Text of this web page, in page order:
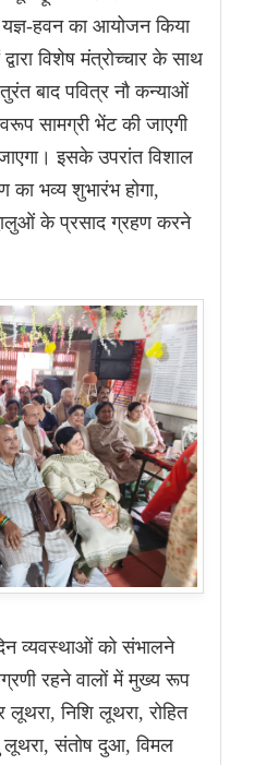
हवन का आयोजन किया
विशेष मंत्रोच्चार के साथ
बाद पवित्र नौ कन्याओं
सामग्री भेंट की जाएगी
इसके उपरांत विशाल
का भव्य शुभारंभ होगा,
के प्रसाद ग्रहण करने
व्यवस्थाओं को संभालने
रहने वालों में मुख्य रूप
निशि लूथरा, रोहित
संतोष दुआ, विमल